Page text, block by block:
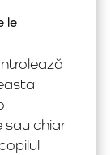
le
sau chiar